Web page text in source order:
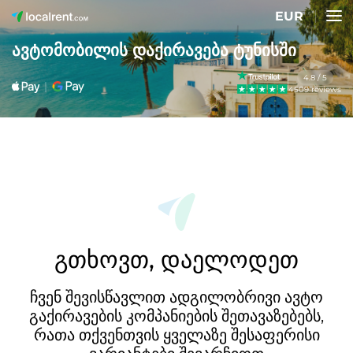
EUR
ავტომობილის დაქირავება ტუნისში
4.8 / 5
4509 reviews
გთხოვთ, დაელოდეთ
ჩვენ შევისწავლით ადგილობრივი ავტო
გაქირავების კომპანიების შეთავაზებებს,
რათა თქვენთვის ყველაზე შესაფერისი